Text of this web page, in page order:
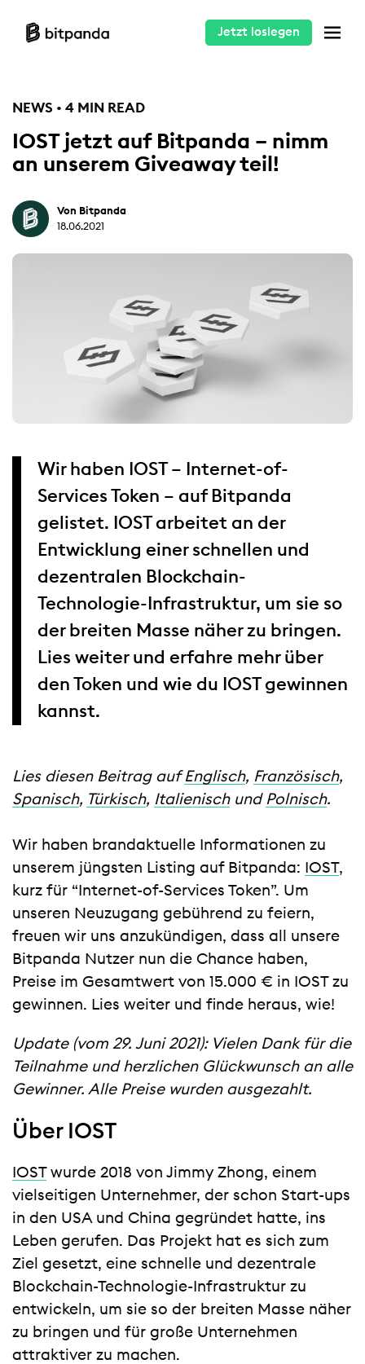
Jetzt loslegen
NEWS • 4 MIN READ
IOST jetzt auf Bitpanda – nimm
an unserem Giveaway teil!
Von Bitpanda
18.06.2021
Wir haben IOST – Internet-of-
Services Token – auf Bitpanda
gelistet. IOST arbeitet an der
Entwicklung einer schnellen und
dezentralen Blockchain-
Technologie-Infrastruktur, um sie so
der breiten Masse näher zu bringen.
Lies weiter und erfahre mehr über
den Token und wie du IOST gewinnen
kannst.
Lies diesen Beitrag aufEnglisch, Französisch,
Spanisch, Türkisch, Italienischund Polnisch.
Wir haben brandaktuelle Informationen zu
unserem jüngsten Listing auf Bitpanda: IOST,
kurz für “Internet-of-Services Token”. Um
unseren Neuzugang gebührend zu feiern,
freuen wir uns anzukündigen, dass all unsere
Bitpanda Nutzer nun die Chance haben,
Preise im Gesamtwert von 15.000 € in IOST zu
gewinnen. Lies weiter und finde heraus, wie!
Update (vom 29. Juni 2021): Vielen Dank für die
Teilnahme und herzlichen Glückwunsch an alle
Gewinner. Alle Preise wurden ausgezahlt.
Über IOST
IOSTwurde 2018 von Jimmy Zhong, einem
vielseitigen Unternehmer, der schon Start-ups
in den USA und China gegründet hatte, ins
Leben gerufen. Das Projekt hat es sich zum
Ziel gesetzt, eine schnelle und dezentrale
Blockchain-Technologie-Infrastruktur zu
entwickeln, um sie so der breiten Masse näher
zu bringen und für große Unternehmen
attraktiver zu machen.